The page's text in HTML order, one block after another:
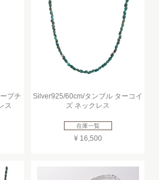
プチ
ス
Silver925/60cm/タンブル ターコイ
ズ ネックレス
在庫一覧
¥ 16,500